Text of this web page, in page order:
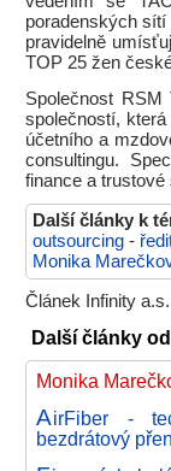
poradenských sítí
pravidelně
TOP 25 žen
Společnost RSM
společností,
účetního a
consultingu.
finance a trustové
Další články k
outsourcing -
Monika
Článek Infinity
Další články
Monika
AirFiber -
bezdrátový